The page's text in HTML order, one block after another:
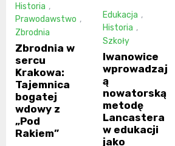
Historia ,
Prawodawstwo ,
Zbrodnia
Zbrodnia w
sercu
Krakowa:
Tajemnica
bogatej
wdowy z
„Pod
Rakiem”
Edukacja ,
Historia ,
Szkoły
Iwanowice
wprowadzaj
ą
nowatorską
metodę
Lancastera
w edukacji
jako